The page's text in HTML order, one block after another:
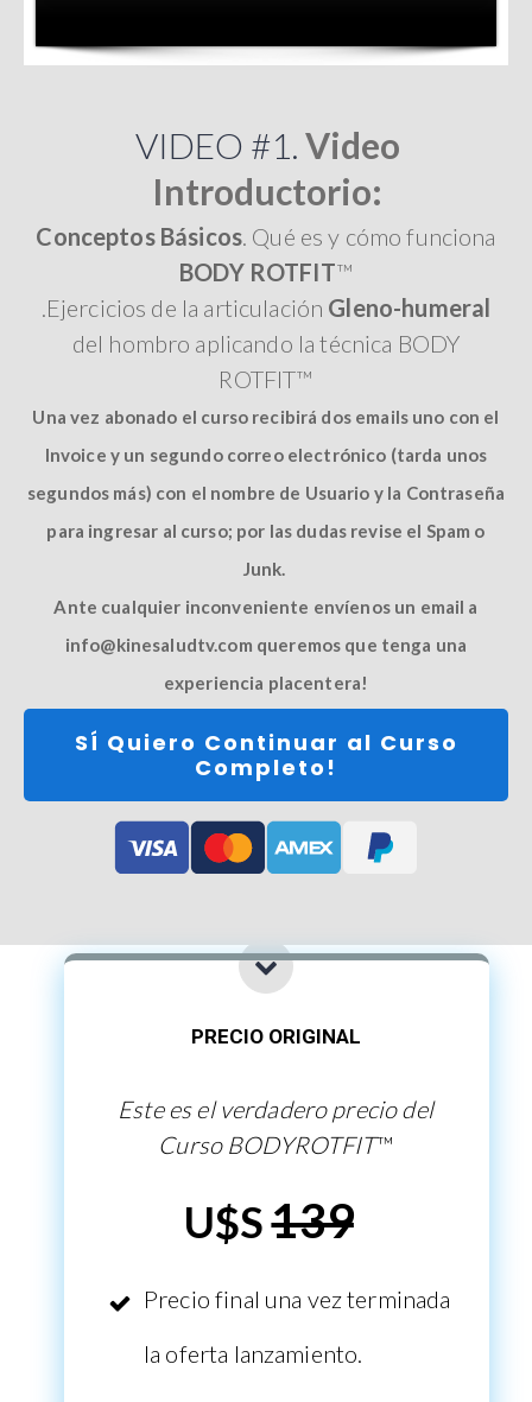
VIDEO #1.Video
Introductorio:
Conceptos Básicos. Qué es y cómo funciona
BODY ROTFIT™
.Ejercicios de la articulación Gleno-humeral
del hombro aplicando la técnica BODY
ROTFIT™
Una vez abonado el curso recibirá dos emails uno con el
Invoice y un segundo correo electrónico (tarda unos
segundos más) con el nombre de Usuario y la Contraseña
para ingresar al curso; por las dudas revise el Spam o
Junk.
Ante cualquier inconveniente envíenos un email a
info@kinesaludtv.com queremos que tenga una
experiencia placentera!
SÍ Quiero Continuar al Curso
Completo!
PRECIO ORIGINAL
Este es el verdadero precio del
Curso BODYROTFIT™
U$S139
Precio final una vez terminada
la oferta lanzamiento.